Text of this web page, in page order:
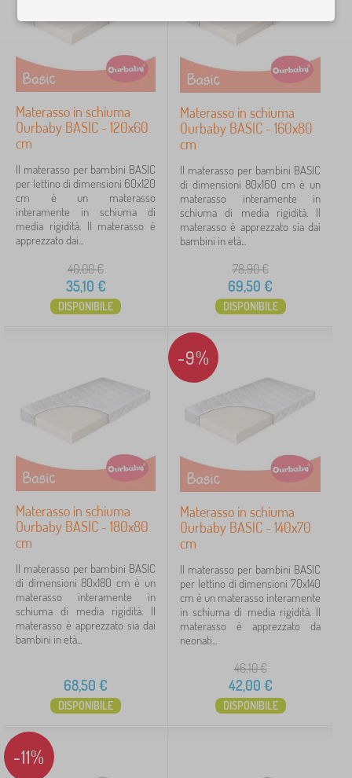
h
i
a
d
a
l
e
o
>
a
t
e
Cerca all'interno del filtro
Disponibilità
Tipo di offerta
Etichette
1
BASIC
Sconto
419
Mancia
FILTRAGGIO
Materasso in schiuma
Ourbaby BASIC - 120x60
cm
Il materasso per bambini BASIC
per lettino di dimensioni 60x120
cm è un materasso
interamente in schiuma di
media rigidità. Il materasso è
apprezzato dai...
40,00€
35,10 €
DISPONIBILE
Materasso in schiuma
Ourbaby BASIC - 160x80
cm
Il materasso per bambini BASIC
di dimensioni 80x160 cm è un
materasso interamente in
schiuma di media rigidità. Il
materasso è apprezzato sia dai
bambini in età...
78,90€
69,50 €
DISPONIBILE
Materasso in schiuma
Ourbaby BASIC - 180x80
cm
Il materasso per bambini BASIC
di dimensioni 80x180 cm è un
materasso interamente in
schiuma di media rigidità. Il
materasso è apprezzato sia dai
bambini in età...
68,50 €
DISPONIBILE
-9%
Materasso in schiuma
Ourbaby BASIC - 140x70
cm
Il materasso per bambini BASIC
per lettino di dimensioni 70x140
cm è un materasso interamente
in schiuma di media rigidità. Il
materasso è apprezzato da
neonati...
46,10€
42,00 €
DISPONIBILE
-11%